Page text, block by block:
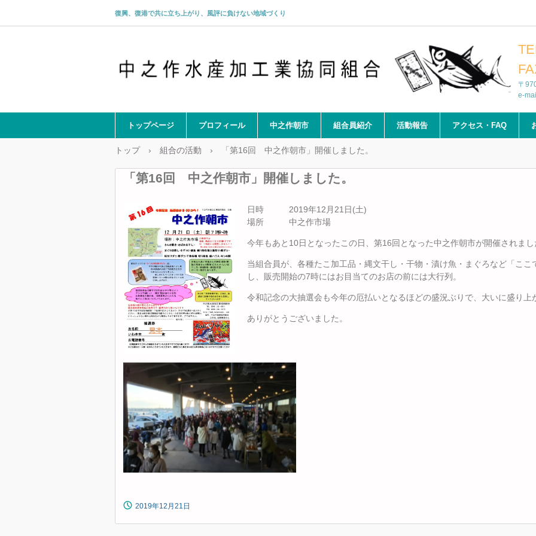
復興、復港で共に立ち上がり、風評に負けない地域づくり
〒
e-
トップページ プロフィール 中之作朝市 組合員紹介 活動報告 アクセス・FAQ
トップ › 組合の活動 › 「第16回 中之作朝市」開催しました。
「第16回 中之作朝市」開催しました。
日時 2019年12月21日(土)
場所 中之作市場
今年もあと10日となったこの日、第16回となった中之作朝市が開催されまし
当組合員が、各種たこ加工品・縄文干し・干物・漬け魚・まぐろなど「こ
し、販売開始の7時にはお目当てのお店の前には大行列。
令和記念の大抽選会も今年の厄払いとなるほどの盛況ぶりで、大いに盛り上
ありがとうございました。
2019年12月21日